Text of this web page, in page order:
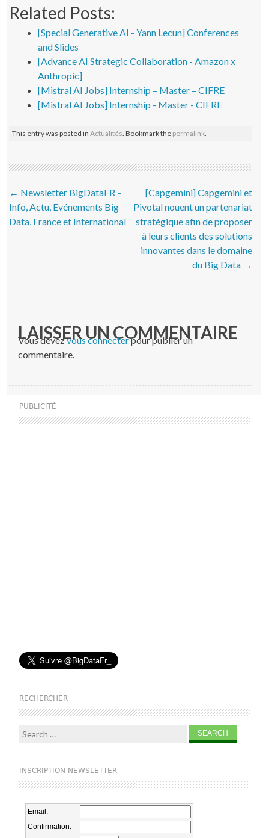
Related Posts:
[Special Generative AI - Yann Lecun] Conferences
and Slides
[Advance AI Strategic Collaboration - Amazon x
Anthropic]
[Mistral AI Jobs] Internship – Master – CIFRE
[Mistral AI Jobs] Internship - Master - CIFRE
This entry was posted inActualités . Bookmark the permalink
Post navigation
← Newsletter BigDataFR –
Info, Actu, Evénements Big
Data, France et International
[Capgemini] Capgemini et
Pivotal nouent un partenariat
stratégique afin de proposer
à leurs clients des solutions
innovantes dans le domaine
du Big Data →
LAISSER UN COMMENTAIRE
Vous devezvous connecterpour publier un
commentaire.
PUBLICITÉ
RECHERCHER
Search for:
INSCRIPTION NEWSLETTER